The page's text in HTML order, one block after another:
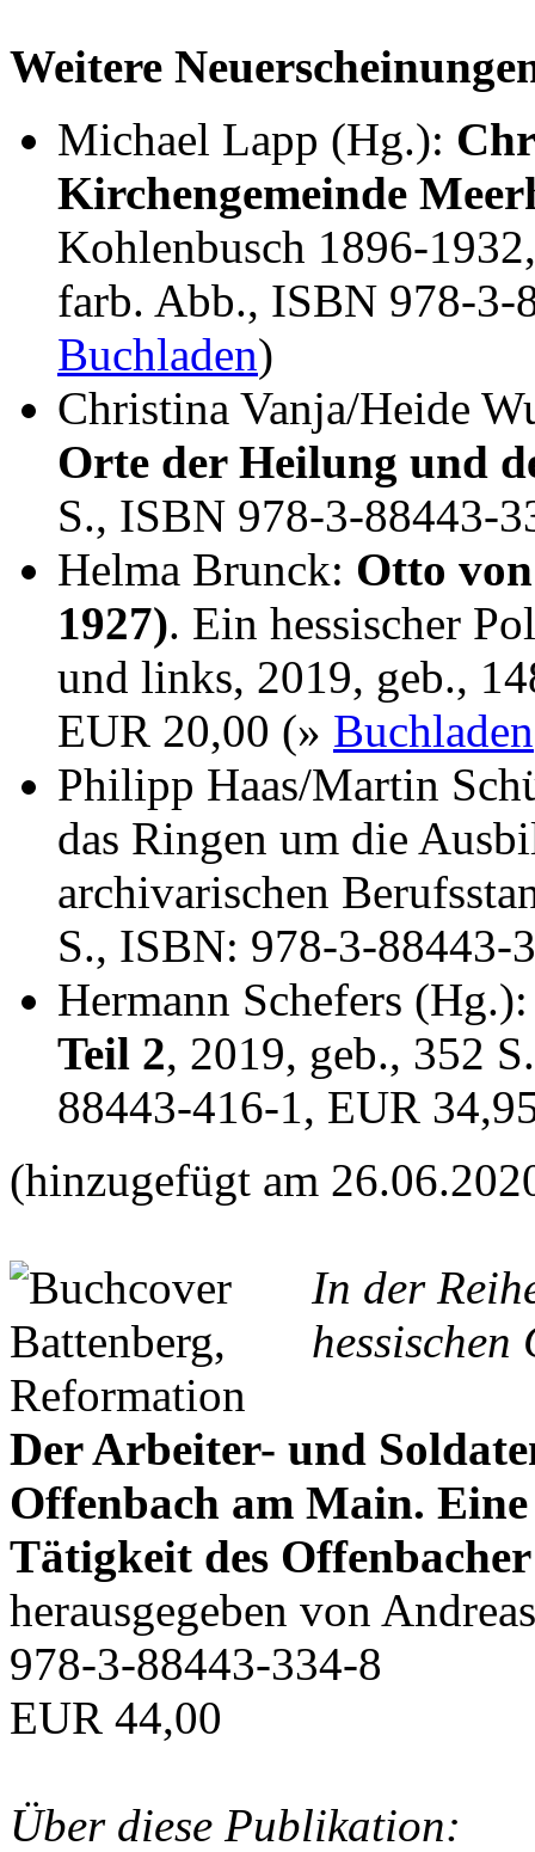
Weitere
Michael Lapp (Hg.):
Kirchengemeinde
Kohlenbusch 1896-
farb. Abb., ISBN 978-3-
Buchladen)
Christina Vanja/Heide
Orte der Heilung und
S., ISBN 978-3-88443-
Helma Brunck: Otto
1927). Ein hessischer
und links, 2019, geb.,
EUR 20,00 (» Buchladen
Philipp Haas/Martin
das Ringen um die
archivarischen
S., ISBN: 978-3-
Hermann Schefers
Teil 2, 2019, geb., 352
88443-416-1, EUR
(hinzugefügt am
In der
hessischen
Der Arbeiter- und
Offenbach am Main.
Tätigkeit des
herausgegeben von
978-3-88443-334-8
EUR 44,00
Über diese Publikation: